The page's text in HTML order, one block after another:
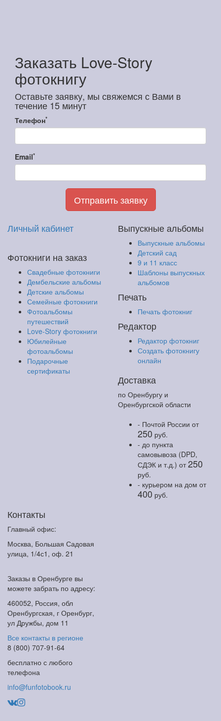
Заказать Love-Story
фотокнигу
Оставьте заявку, мы свяжемся с Вами в
течение 15 минут
Телефон*
Email*
Отправить заявку
Личный кабинет
Фотокниги на заказ
Свадебные фотокниги
Дембельские альбомы
Детские альбомы
Семейные фотокниги
Фотоальбомы
путешествий
Love-Story фотокниги
Юбилейные
фотоальбомы
Подарочные
сертификаты
Выпускные альбомы
Выпускные альбомы
Детский сад
9 и 11 класс
Шаблоны выпускных
альбомов
Печать
Печать фотокниг
Редактор
Редактор фотокниг
Создать фотокнигу
онлайн
Доставка
по Оренбургу и
Оренбургской области
- Почтой России от
250 руб.
- до пункта
самовывоза (DPD,
СДЭК и т.д.) от250
руб.
- курьером на дом от
400 руб.
Контакты
Главный офис:
Москва, Большая Садовая
улица, 1/4с1, оф. 21
Заказы в Оренбурге вы
можете забрать по адресу:
460052, Россия, обл
Оренбургская, г Оренбург,
ул Дружбы, дом 11
Все контакты в регионе
8 (800) 707-91-64
бесплатно с любого
телефона
info@funfotobook.ru